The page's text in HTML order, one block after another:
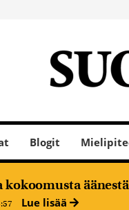
Blogit
kokoomusta
Lue lisää